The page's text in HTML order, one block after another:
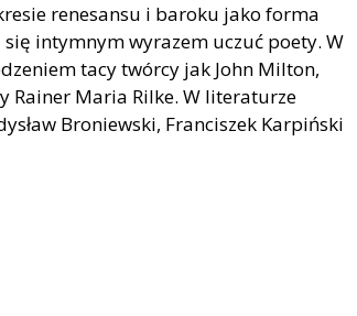
renesansu i baroku jako forma
intymnym wyrazem uczuć poety. W
tacy twórcy jak John Milton,
Rainer Maria Rilke. W literaturze
Broniewski, Franciszek Karpiński